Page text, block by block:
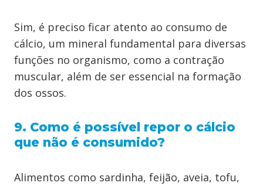
Sim, é preciso ficar atento ao consumo de
cálcio, um mineral fundamental para diversas
funções no organismo, como a contração
muscular, além de ser essencial na formação
dos ossos.
9. Como é possível repor o cálcio
que não é consumido?
Alimentos como sardinha, feijão, aveia, tofu,